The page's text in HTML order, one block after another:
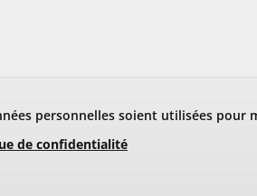
personnelles soient utilisées
de confidentialité